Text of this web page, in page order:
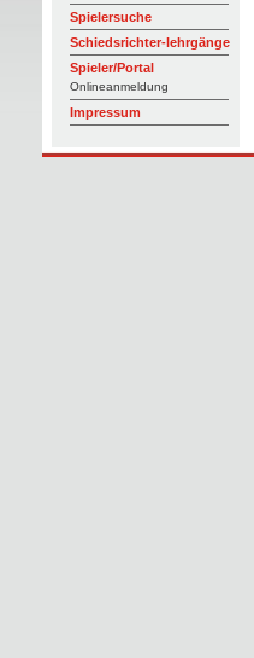
Spielersuche
Schiedsrichter-lehrgänge
Spieler/Portal
Onlineanmeldung
Impressum